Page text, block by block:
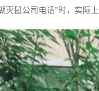
鼠公司电话”时，实际